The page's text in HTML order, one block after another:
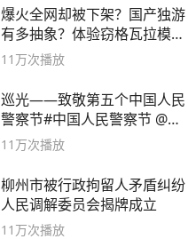
爆火全网却被下架？国产独游
有多抽象？体验窃格瓦拉模拟
器！
11万次播放
巡光——致敬第五个中国人民
警察节#中国人民警察节 @抖
音小助手
11万次播放
柳州市被行政拘留人矛盾纠纷
人民调解委员会揭牌成立
11万次播放